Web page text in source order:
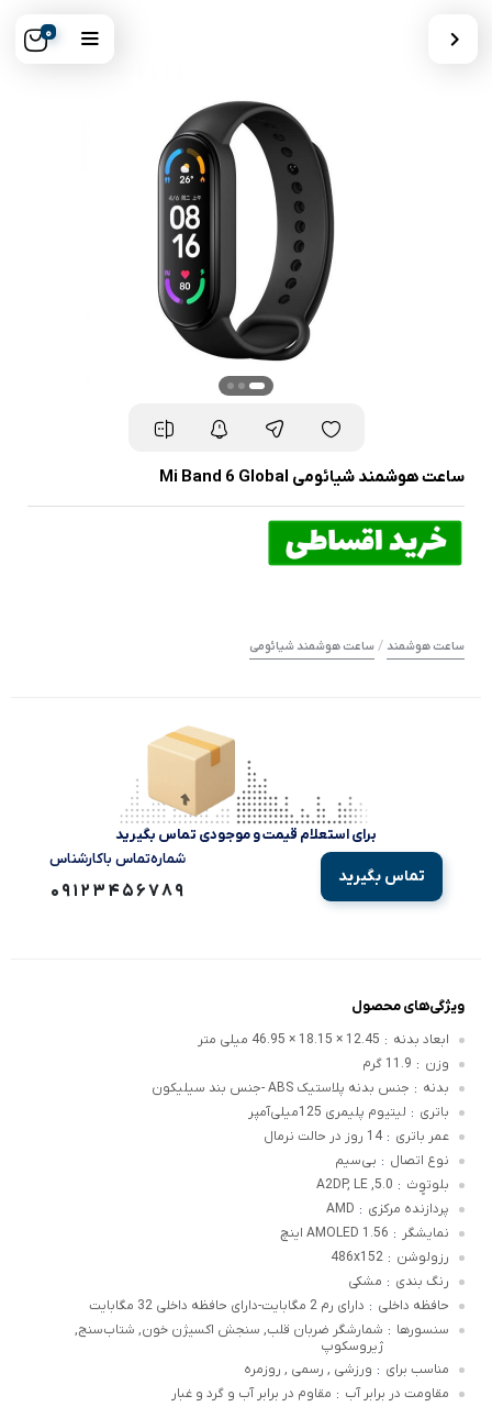
0
ساعت هوشمند شیائومی Mi Band 6 Global
ساعت هوشمند / ساعت هوشمند شیائومی
برای استعلام قیمت و موجودی تماس بگیرید
تماس بگیرید
شماره‌تماس‌ با‌کارشناس
09123456789
ویژگی‌های محصول
ابعاد بدنه : 12.45 × 18.15 × 46.95 میلی متر
وزن : 11.9 گرم
بدنه : جنس بدنه پلاستیک ABS -جنس بند سیلیکون
باتری : لیتیوم پلیمری 125میلی‌آمپر
عمر باتری : 14 روز در حالت نرمال
نوع اتصال : بی‌سیم
بلوتوٍث :
5.0, A2DP, LE
پردازنده مرکزی :
AMD
نمایشگر : AMOLED 1.56 اینچ
رزولوشن :
486x152
رنگ بندی : مشکی
حافظه داخلی : دارای رم 2 مگابایت-دارای حافظه داخلی 32 مگابایت
سنسورها : شمارشگر ضربان قلب, سنجش اکسیژن خون, شتاب‌سنج,
ژیروسکوپ
مناسب برای : ورزشی , رسمی , روزمره
مقاومت در برابر آب : مقاوم در برابر آب و گرد و غبار